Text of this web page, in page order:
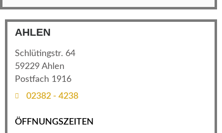
AHLEN
Schlütingstr. 64
59229 Ahlen
Postfach 1916
02382 - 4238
ÖFFNUNGSZEITEN